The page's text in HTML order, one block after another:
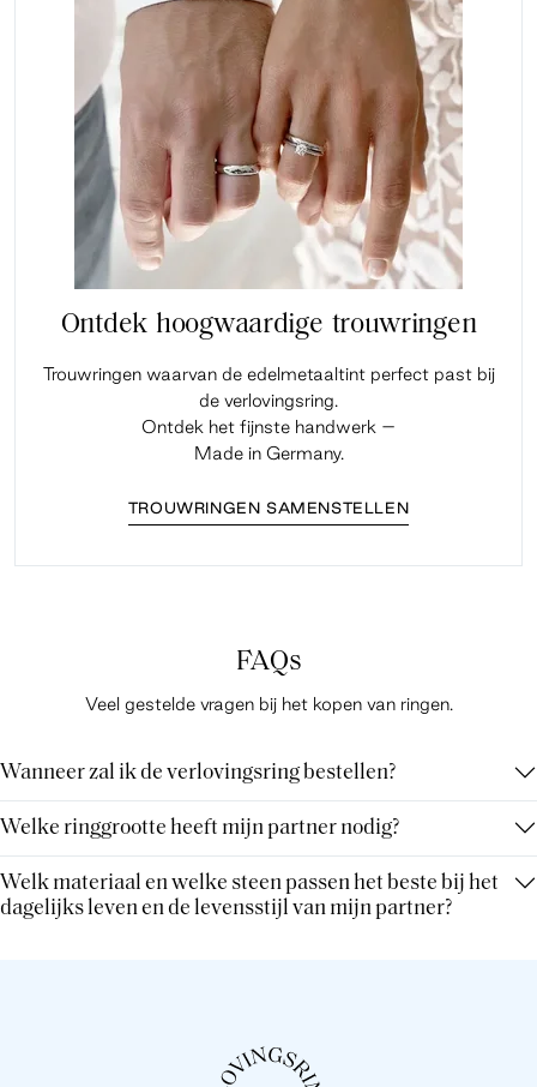
Ontdek hoogwaardige trouwringen
Trouwringen waarvan de edelmetaaltint perfect past bij
de verlovingsring.
Ontdek het fijnste handwerk –
Made in Germany.
TROUWRINGEN SAMENSTELLEN
FAQs
Veel gestelde vragen bij het kopen van ringen.
Wanneer zal ik de verlovingsring bestellen?
Welke ringgrootte heeft mijn partner nodig?
Welk materiaal en welke steen passen het beste bij het
dagelijks leven en de levensstijl van mijn partner?